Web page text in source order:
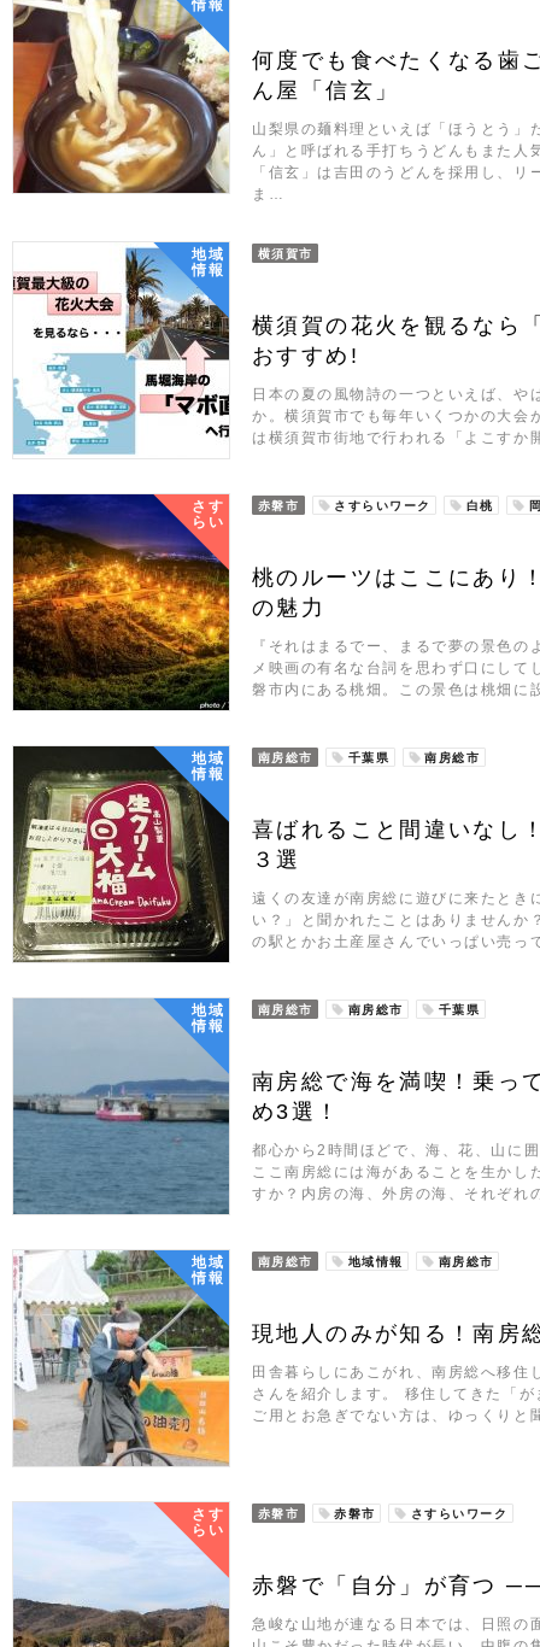
情報
何度でも食べたくなる歯
ん屋「信玄」
山梨県の麺料理といえば「ほうとう」
ん」と呼ばれる手打ちうどんもまた人
「信玄」は吉田のうどんを採用し、
ま…
地域
情報
横須賀市
横須賀の花火を観るなら
おすすめ!
日本の夏の風物詩の一つといえば、
か。横須賀市でも毎年いくつかの大会
は横須賀市街地で行われる「よこす
さす
らい
赤磐市 さすらいワーク 白桃
桃のルーツはここにあり
の魅力
『それはまるでー、まるで夢の景色
メ映画の有名な台詞を思わず口にし
磐市内にある桃畑。この景色は桃畑
地域
情報
南房総市 千葉県 南房総市
喜ばれること間違いなし
３選
遠くの友達が南房総に遊びに来たとき
い？」と聞かれたことはありませんか
の駅とかお土産屋さんでいっぱい売
地域
情報
南房総市 南房総市 千葉県
南房総で海を満喫！乗っ
め3選！
都心から2時間ほどで、海、花、山に
ここ南房総には海があることを生かし
すか？内房の海、外房の海、それぞ
地域
情報
南房総市 地域情報 南房総市
現地人のみが知る！南房
田舎暮らしにあこがれ、南房総へ移
さんを紹介します。 移住してきた「
ご用とお急ぎでない方は、ゆっくり
さす
らい
赤磐市 赤磐市 さすらいワーク
赤磐で「自分」が育つ
急峻な山地が連なる日本では、日照の